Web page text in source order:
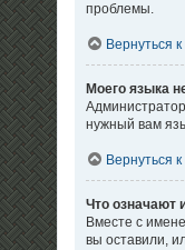
проблемы.
Вернуться
Моего языка
нужный вам
Вернуться
Что означают
Вместе с
вы оставили,